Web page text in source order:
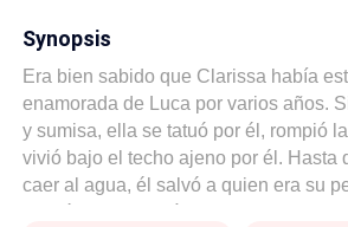
Synopsis
Era bien sabido que Clarissa había
enamorada de Luca por varios años.
y sumisa, ella se tatuó por él, rompió
vivió bajo el techo ajeno por él. Hasta
caer al agua, él salvó a quien era su